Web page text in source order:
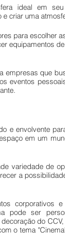
ideal em
criar uma
para escolher
equipamentos
empresas que
eventos
e envolvente
em um
variedade de
a
corporativos
pode ser
do
o tema